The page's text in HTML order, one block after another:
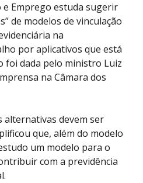
Emprego estuda sugerir
de modelos de vinculação
na
por aplicativos que está
foi dada pelo ministro Luiz
na Câmara dos
alternativas devem ser
que, além do modelo
um modelo para o
com a previdência